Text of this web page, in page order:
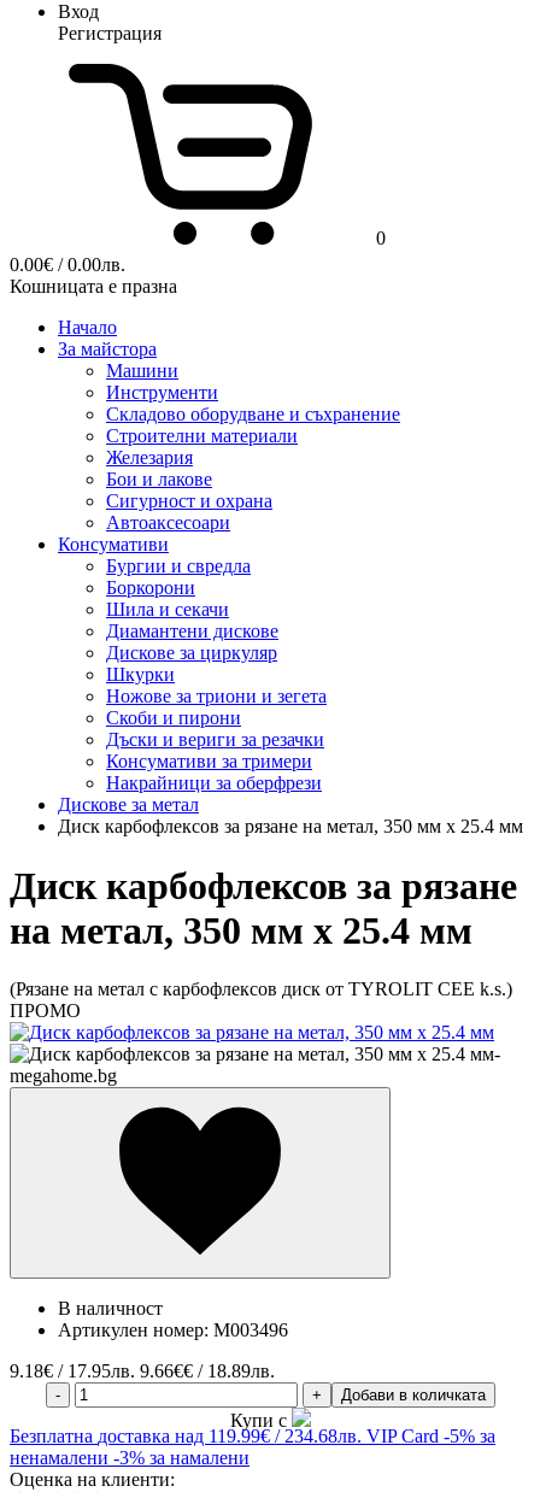
Вход
Регистрация
0
0.00€ / 0.00лв.
Кошницата е празна
Начало
За майстора
Машини
Инструменти
Складово оборудване и съхранение
Строителни материали
Железария
Бои и лакове
Сигурност и охрана
Автоаксесоари
Консумативи
Бургии и свредла
Боркорони
Шила и секачи
Диамантени дискове
Дискове за циркуляр
Шкурки
Ножове за триони и зегета
Скоби и пирони
Дъски и вериги за резачки
Консумативи за тримери
Накрайници за оберфрези
Дискове за метал
Диск карбофлексов за рязане на метал, 350 мм х 25.4 мм
Диск карбофлексов за рязане
на метал, 350 мм х 25.4 мм
(Рязане на метал с карбофлексов диск от TYROLIT CEE k.s.)
ПРОМО
В наличност
Артикулен номер: M003496
9.18€ / 17.95лв. 9.66€€ / 18.89лв.
- + Добави в количката
Купи с
Безплатна доставка над 119.99€ / 234.68лв. VIP Card -5% за
ненамалени -3% за намалени
Оценка на клиенти: